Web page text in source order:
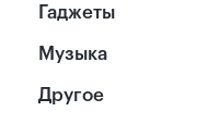
Гаджеты
Музыка
Другое